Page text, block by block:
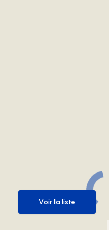
Voir la liste
Voir la liste